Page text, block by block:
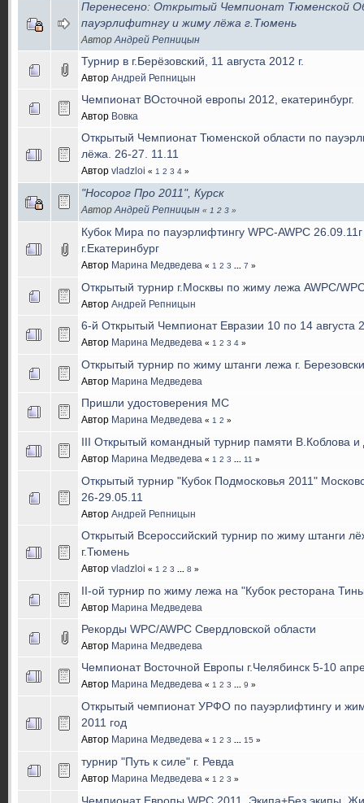
Перенесено: Открытый Чемпионат Тюменской
пауэрлифитнгу и жиму лёжа г.Тюмень
Автор Андрей Репницын
Турнир в г.Берёзовский, 11 августа 2012 г.
Автор Андрей Репницын
Чемпионат ВОсточной европы 2012, екатеринбург.
Автор Вовка
Открытый Чемпионат Тюменской области по
лёжа. 26-27. 11.11
Автор vladzloi « 1 2 3 4»
"Носорог Про 2011", Курск
Автор Андрей Репницын « 1 2 3»
Кубок Мира по пауэрлифтингу WPC-AWPC
г.Екатеринбург
Автор Марина Медведева « 1 2 3 ... 7 »
Открытый турнир г.Москвы по жиму лежа AWPC/
Автор Андрей Репницын
6-й Открытый Чемпионат Евразии 10 по 14 августа
Автор Марина Медведева « 1 2 3 4»
Открытый турнир по жиму штанги лежа г.
Автор Марина Медведева
Пришли удостоверения МС
Автор Марина Медведева « 1 2 »
III Открытый командный турнир памяти В.Коблова
Автор Марина Медведева « 1 2 3 ... 11 »
Открытый турнир "Кубок Подмосковья 2011"
26-29.05.11
Автор Андрей Репницын
Открытый Всероссийский турнир по жиму штанги
г.Тюмень
Автор vladzloi « 1 2 3 ... 8 »
II-ой турнир по жиму лежа на "Кубок ресторана
Автор Марина Медведева
Рекорды WPC/AWPC Свердловской области
Автор Марина Медведева
Чемпионат Восточной Европы г.Челябинск 5-10
Автор Марина Медведева « 1 2 3 ... 9 »
Открытый чемпионат УРФО по пауэрлифтингу и
2011 год
Автор Марина Медведева « 1 2 3 ... 15 »
турнир "Путь к силе" г. Ревда
Автор Марина Медведева « 1 2 3 »